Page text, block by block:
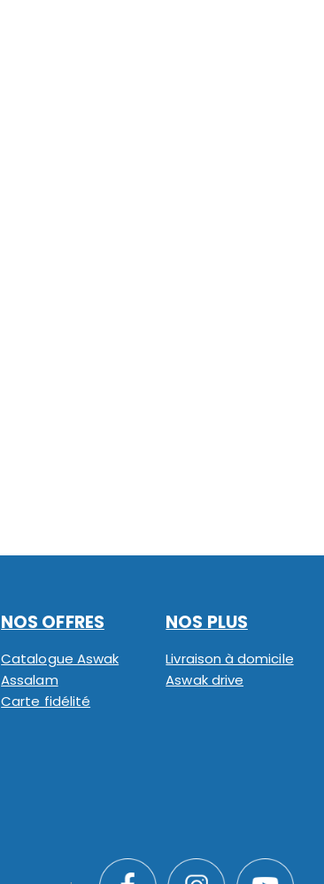
NOS OFFRES
Catalogue Aswak
Assalam
Carte fidélité
NOS PLUS
Livraison à domicile
Aswak drive